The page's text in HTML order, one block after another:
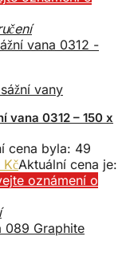
vany
vana 0312 – 150 x
cena byla: 49
KčAktuální cena je:
oznámení o